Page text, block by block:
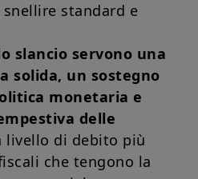
standard e
slancio servono una
solida, un sostegno
monetaria e
delle
livello di debito più
che tengono la